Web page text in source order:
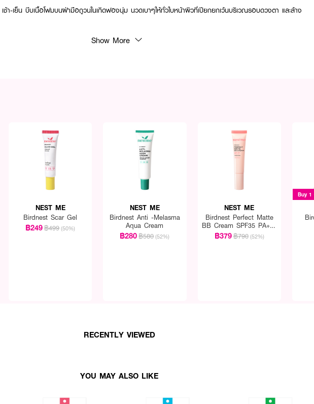
ช้า-เย็น บีบเนื้อโฟมบนฝ่ามือถูวนในเกิดฟองนุ่ม นวดเบาๆให้ทั่วใบหน้าผิวที่เปียกยกเว้นบริเวณรอบดวงตา และล้าง
Show More
NEST ME
Birdnest Scar Gel
฿249฿499 (50%)
NEST ME
Birdnest Anti -Melasma
Aqua Cream
฿280฿580 (52%)
NEST ME
Birdnest Perfect Matte
BB Cream SPF35 PA+++
(Exclusive)
฿379฿790 (52%)
Buy 1
RECENTLY VIEWED
YOU MAY ALSO LIKE